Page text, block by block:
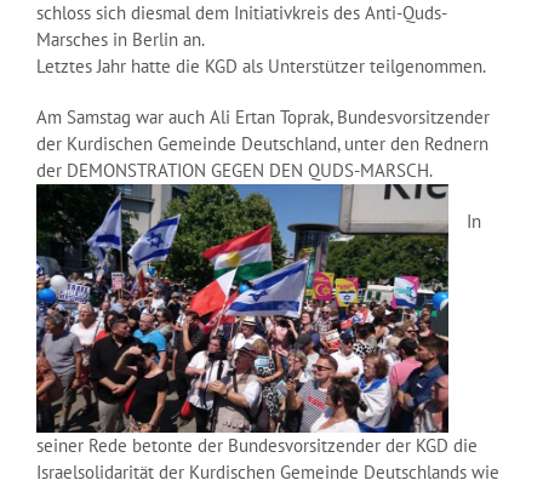
schloss sich diesmal dem Initiativkreis des Anti-Quds-
Marsches in Berlin an.
Letztes Jahr hatte die KGD als Unterstützer teilgenommen.
Am Samstag war auch Ali Ertan Toprak, Bundesvorsitzender
der Kurdischen Gemeinde Deutschland, unter den Rednern
der DEMONSTRATION GEGEN DEN QUDS-MARSCH.
In
seiner Rede betonte der Bundesvorsitzender der KGD die
Israelsolidarität der Kurdischen Gemeinde Deutschlands wie